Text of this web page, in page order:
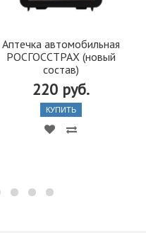
Аптечка автомобильная
РОСГОССТРАХ (новый
состав)
220 руб.
КУПИТЬ